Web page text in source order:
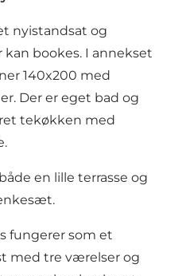
nyistandsat og
kan bookes. I annekset
140x200 med
Der er eget bad og
tekøkken med
en lille terrasse og
fungerer som et
med tre værelser og